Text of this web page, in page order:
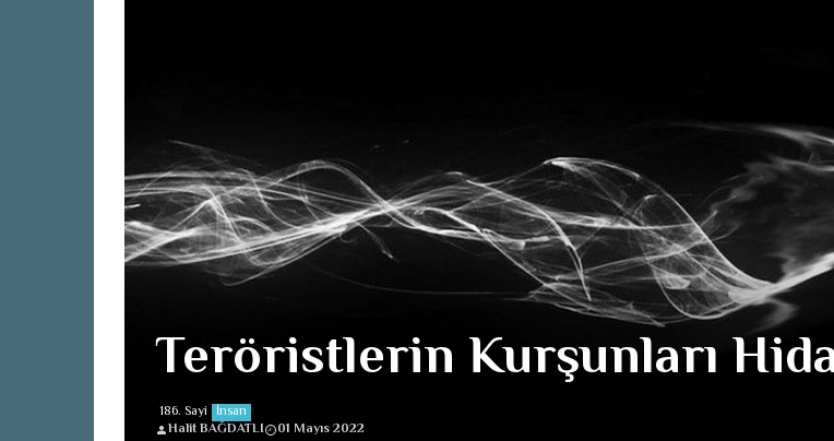
Teröristlerin Kurşunları
186. Sayi İnsan
Halit BAĞDATLI
01 Mayıs 2022